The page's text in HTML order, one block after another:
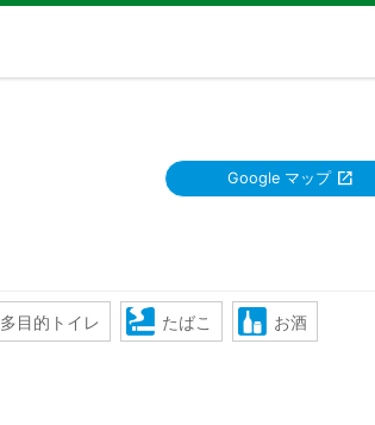
Google マップ
多目的トイレ たばこ お酒